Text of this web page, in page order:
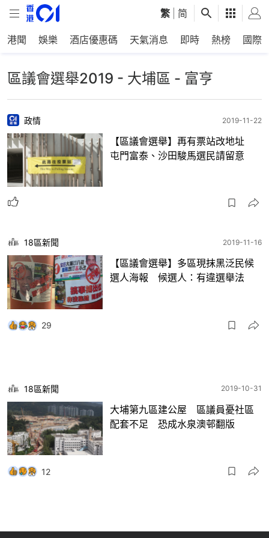
繁 简
港聞 娛樂 酒店優惠碼 天氣消息 即時 熱榜 國際
區議會選舉2019 - 大埔區 - 富亨
政情 2019-11-22
【區議會選舉】再有票站改地址
屯門富泰、沙田駿馬選民請留意
18區新聞 2019-11-16
【區議會選舉】多區現抹黑泛民候
選人海報 候選人：有違選舉法
29
18區新聞 2019-10-31
大埔第九區建公屋 區議員憂社區
配套不足 恐成水泉澳邨翻版
12